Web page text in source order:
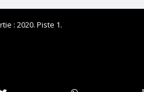
: 2020. Piste 1.